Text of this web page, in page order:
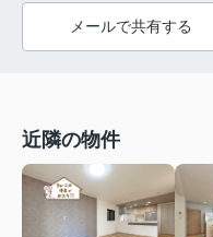
メールで共有する
近隣の物件